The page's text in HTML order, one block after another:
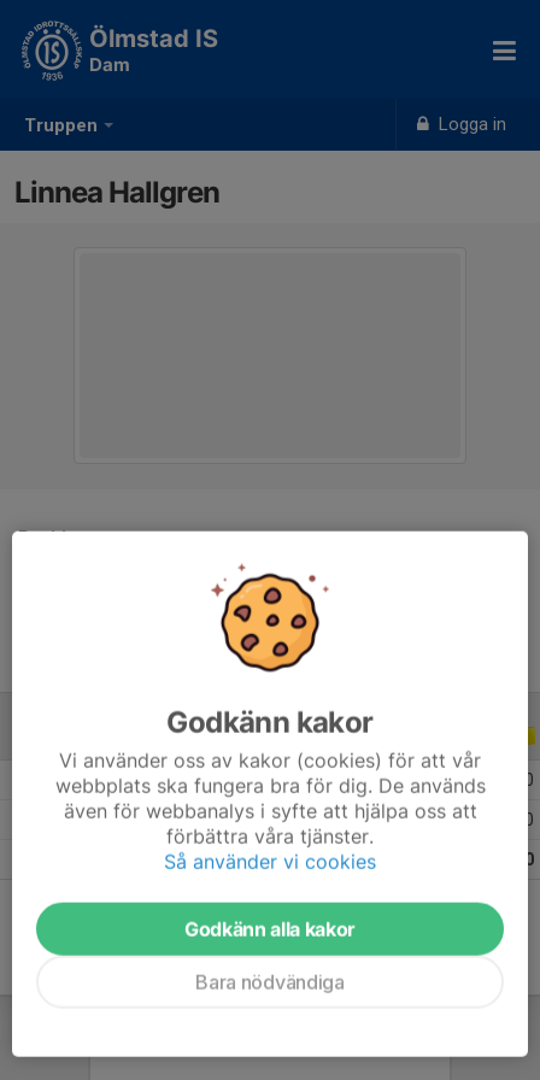
Truppen Logga in
Ölmstad IS
Dam
Linnea Hallgren
Position
-
29 år
ALLA ÅR
2026 13 0 0 0
28 0 0
0
Godkänn kakor
Vi använder oss av kakor (cookies) för att vår
webbplats ska fungera bra för dig. De används
även för webbanalys i syfte att hjälpa oss att
förbättra våra tjänster.
Så använder vi cookies
Godkänn alla kakor
Bara nödvändiga